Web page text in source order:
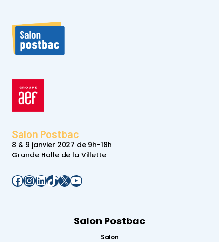
Salon Postbac
8 & 9 janvier 2027 de 9h-18h
Grande Halle de la Villette
Facebook
Instagram
LinkedIn
TikTok
X YouTube
Salon Postbac
Salon